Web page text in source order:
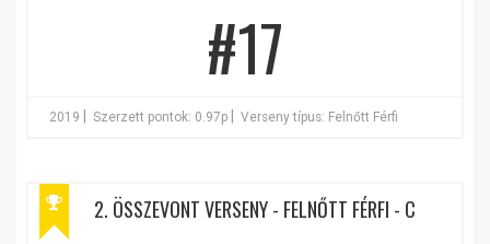
#17
2019 Szerzett pontok: 0.97p Verseny típus: Felnőtt Férfi
2. ÖSSZEVONT VERSENY - FELNŐTT FÉRFI - C